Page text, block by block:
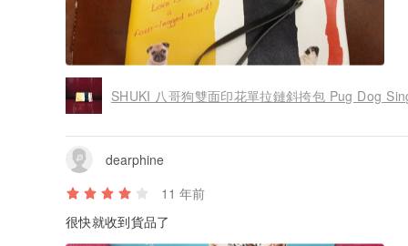
SHUKI 八哥狗雙面印花單拉鏈斜挎包 Pug Dog
dearphine
11 年前
很快就收到貨品了